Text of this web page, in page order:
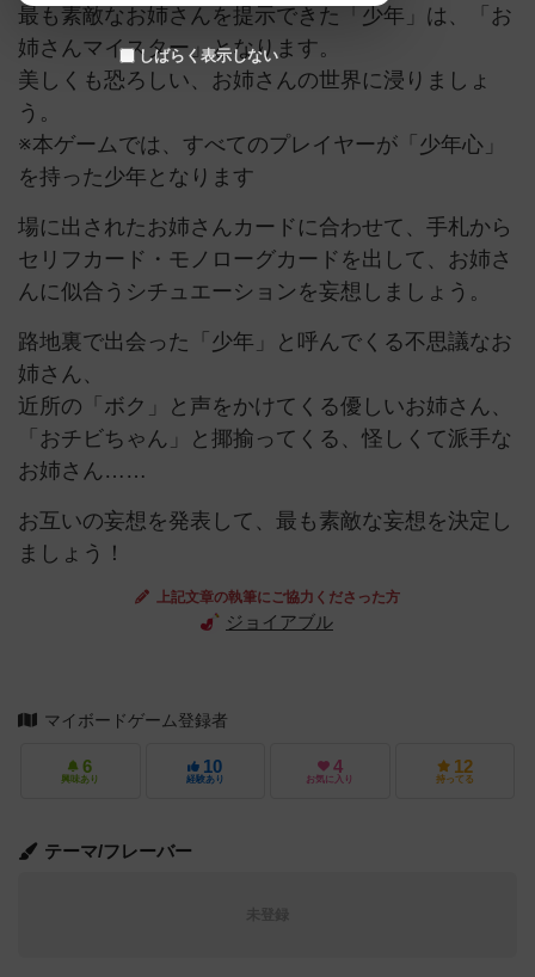
最も素敵なお姉さんを提示できた「少年」は、「お
姉さんマイスター」となります。
美しくも恐ろしい、お姉さんの世界に浸りましょ
う。
※本ゲームでは、すべてのプレイヤーが「少年心」
を持った少年となります
場に出されたお姉さんカードに合わせて、手札から
セリフカード・モノローグカードを出して、お姉さ
んに似合うシチュエーションを妄想しましょう。
路地裏で出会った「少年」と呼んでくる不思議なお
姉さん、
近所の「ボク」と声をかけてくる優しいお姉さん、
「おチビちゃん」と揶揄ってくる、怪しくて派手な
お姉さん……
お互いの妄想を発表して、最も素敵な妄想を決定し
ましょう！
上記文章の執筆にご協力くださった方
ジョイアブル
マイボードゲーム登録者
6
興味あり
10
経験あり
4
お気に入り
12
持ってる
テーマ/フレーバー
しばらく表示しない